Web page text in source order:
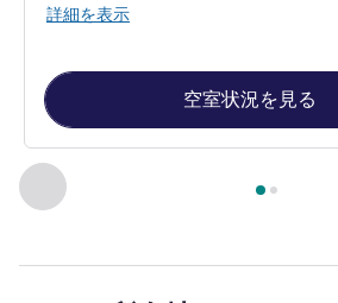
前に戻る - 客室
2 ページ中 , 客室 1 :
詳細を表示
空室状況を見る